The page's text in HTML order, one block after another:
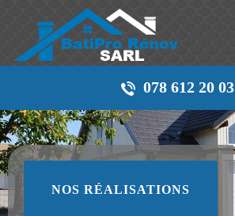
078 612 20 03
NOS RÉALISATIONS